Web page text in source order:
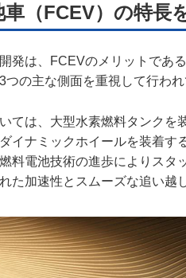
車（FCEV）の特長
発は、FCEVのメリットであ
つの主な側面を重視して行われ
ては、大型水素燃料タンクを
イナミックホイールを装着す
料電池技術の進歩によりス
た加速性とスムーズな追い越